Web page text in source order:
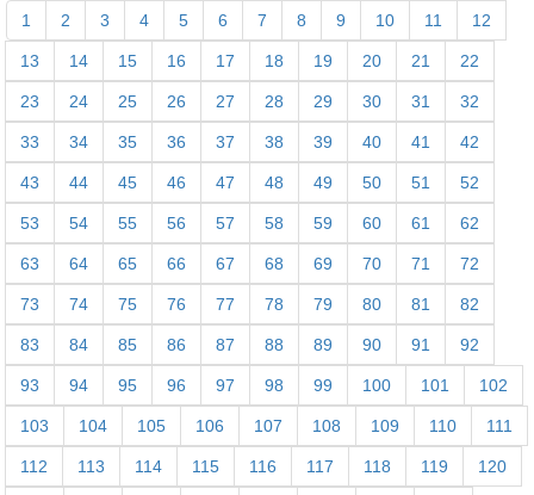
1 2 3 4 5 6 7 8 9 10 11 12
13 14 15 16 17 18 19 20 21 22
23 24 25 26 27 28 29 30 31 32
33 34 35 36 37 38 39 40 41 42
43 44 45 46 47 48 49 50 51 52
53 54 55 56 57 58 59 60 61 62
63 64 65 66 67 68 69 70 71 72
73 74 75 76 77 78 79 80 81 82
83 84 85 86 87 88 89 90 91 92
93 94 95 96 97 98 99 100 101 102
103 104 105 106 107 108 109 110 111
112 113 114 115 116 117 118 119 120